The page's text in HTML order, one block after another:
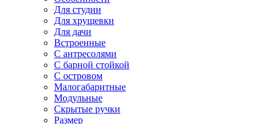
Для студии
Для хрущевки
Для дачи
Встроенные
С антресолями
С барной стойкой
С островом
Малогабаритные
Модульные
Скрытые ручки
Размер